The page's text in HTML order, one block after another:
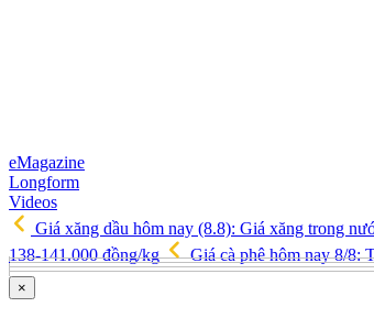
eMagazine
Longform
Videos
Giá xăng dầu hôm nay (8.8): Giá xăng trong
138-141.000 đồng/kg
Giá cà phê hôm nay 8/8:
×